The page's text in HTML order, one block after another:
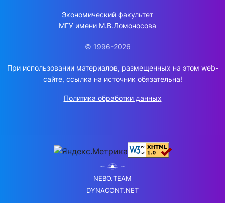
Экономический факультет
МГУ имени М.В.Ломоносова
© 1996-2026
При использовании материалов, размещенных на этом web-
сайте, ссылка на источник обязательна!
Политика обработки данных
NEBO.TEAM
DYNACONT.NET